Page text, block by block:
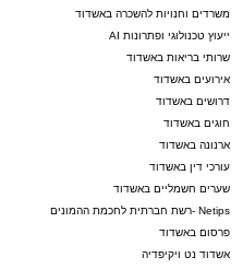
משרדים וחנויות להשכרה באשדוד
ייעוץ טכנולוגי ופתרונות AI
שרותי בריאות באשדוד
אירועים באשדוד
דרושים באשדוד
חוגים באשדוד
ארנונה באשדוד
עורכי דין באשדוד
שערים חשמליים באשדוד
Netips -רשת חברתית לחכמת ההמונים
פרסום באשדוד
אשדוד נט ויקיפדיה